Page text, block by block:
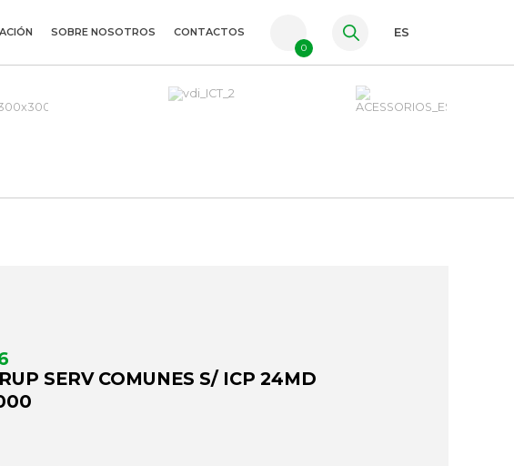
FR
SOBRE NOSOTROS CONTACTOS
0
ES
SERV COMUNES S/ ICP 24MD